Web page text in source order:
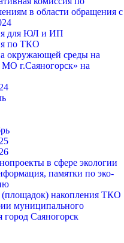
в области обращения с
для ЮЛ и ИП
по ТКО
окружающей среды на
МО г.Саяногорск» на
в сфере экологии
памятки по эко-
(площадок) накопления ТКО
муниципального
город Саяногорск